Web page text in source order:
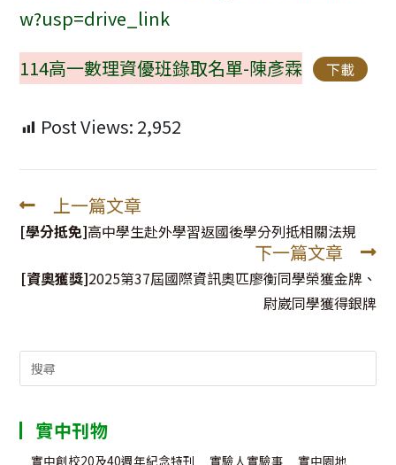
w?usp=drive_link
114高一數理資優班錄取名單-陳彥霖
下載
Post Views: 2,952
Read
more
上一篇文章
[學分抵免]高中學生赴外學習返國後學分列抵相關法規
下一篇文章
[資奧獲獎]2025第37屆國際資訊奧匹廖衡同學榮獲金牌、
尉崴同學獲得銀牌
Search
for:
實中刊物
實中創校20及40週年紀念特刊 實驗人實驗事
實中園地